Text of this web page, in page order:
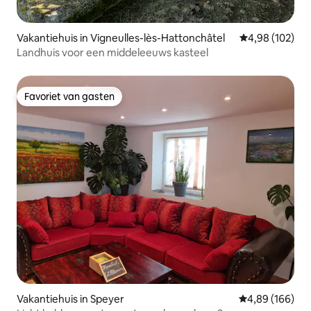
Vakantiehuis in Vigneulles-lès-Hattonchâtel Gemiddelde
4,98 (102)
Landhuis voor een middeleeuws kasteel
Favoriet van gasten
Favoriet van gasten
Vakantiehuis in Speyer Gemiddelde
4,89 (166)